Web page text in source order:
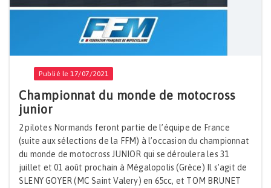
Publié le 17/07/2021
Championnat du monde de motocross
junior
2 pilotes Normands feront partie de l’équipe de France
(suite aux sélections de la FFM) à l’occasion du championnat
du monde de motocross JUNIOR qui se déroulera les 31
juillet et 01 août prochain à Mégalopolis (Grèce) Il s’agit de
SLENY GOYER (MC Saint Valery) en 65cc, et TOM BRUNET